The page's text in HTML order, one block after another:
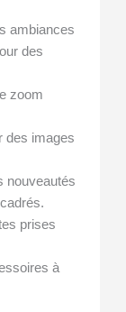
ambiances
des
zoom
des images
nouveautés
prises
à